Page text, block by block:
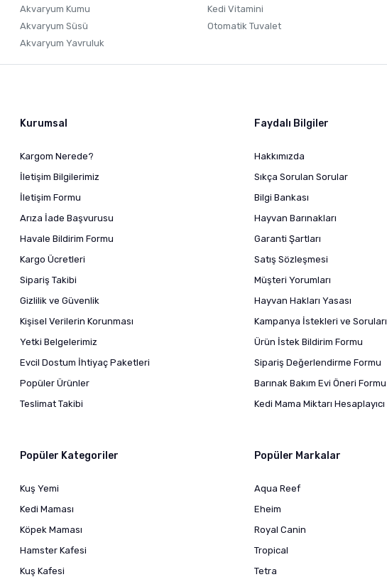
Akvaryum Kumu
Akvaryum Süsü
Akvaryum Yavruluk
Kedi Vitamini
Otomatik Tuvalet
Kurumsal
Kargom Nerede?
İletişim Bilgilerimiz
İletişim Formu
Arıza İade Başvurusu
Havale Bildirim Formu
Kargo Ücretleri
Sipariş Takibi
Gizlilik ve Güvenlik
Kişisel Verilerin Korunması
Yetki Belgelerimiz
Evcil Dostum İhtiyaç Paketleri
Popüler Ürünler
Teslimat Takibi
Faydalı Bilgiler
Hakkımızda
Sıkça Sorulan Sorular
Bilgi Bankası
Hayvan Barınakları
Garanti Şartları
Satış Sözleşmesi
Müşteri Yorumları
Hayvan Hakları Yasası
Kampanya İstekleri ve Soruları
Ürün İstek Bildirim Formu
Sipariş Değerlendirme Formu
Barınak Bakım Evi Öneri Formu
Kedi Mama Miktarı Hesaplayıcı
Popüler Kategoriler
Kuş Yemi
Kedi Maması
Köpek Maması
Hamster Kafesi
Kuş Kafesi
Popüler Markalar
Aqua Reef
Eheim
Royal Canin
Tropical
Tetra